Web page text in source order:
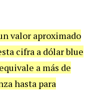
valor aproximado
cifra a dólar blue
a más de
hasta para